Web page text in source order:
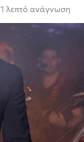
| 1 λεπτό ανάγνωση